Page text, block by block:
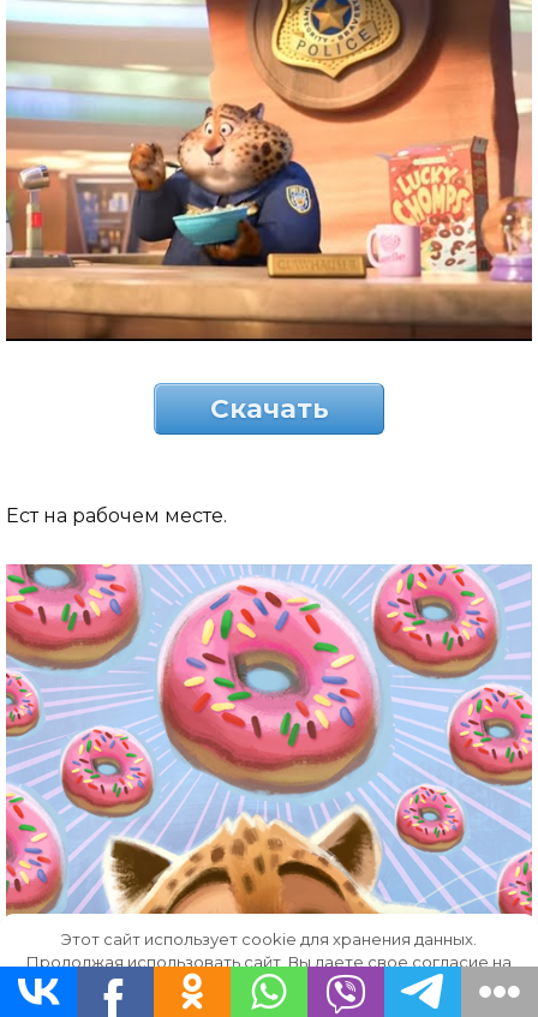
Скачать
Ест на рабочем месте.
Этот сайт использует cookie для хранения данных.
Продолжая использовать сайт, Вы даете свое согласие на
работу с этими файлами.
OK